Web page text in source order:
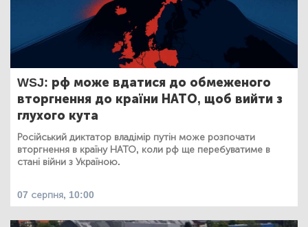
WSJ: рф може вдатися до обмеженого
вторгнення до країни НАТО, щоб вийти з
глухого кута
Російський диктатор владімір путін може розпочати
вторгнення в країну НАТО, коли рф ще перебуватиме в
стані війни з Україною.
07 серпня, 10:00